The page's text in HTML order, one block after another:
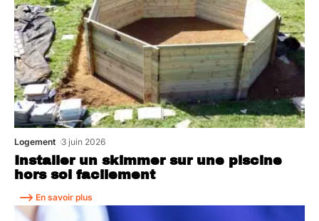
Installer un skimmer sur une piscine
hors sol facilement
Logement 3 juin 2026
En savoir plus